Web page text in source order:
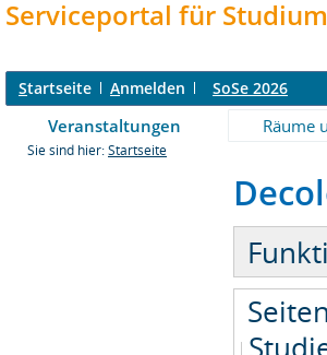
Serviceportal für
Startseite Anmelden SoSe 2026
Veranstaltungen Räume
Sie sind hier: Startseite